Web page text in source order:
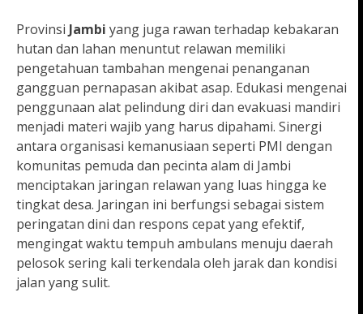
Provinsi Jambi yang juga rawan terhadap kebakaran
hutan dan lahan menuntut relawan memiliki
pengetahuan tambahan mengenai penanganan
gangguan pernapasan akibat asap. Edukasi mengenai
penggunaan alat pelindung diri dan evakuasi mandiri
menjadi materi wajib yang harus dipahami. Sinergi
antara organisasi kemanusiaan seperti PMI dengan
komunitas pemuda dan pecinta alam di Jambi
menciptakan jaringan relawan yang luas hingga ke
tingkat desa. Jaringan ini berfungsi sebagai sistem
peringatan dini dan respons cepat yang efektif,
mengingat waktu tempuh ambulans menuju daerah
pelosok sering kali terkendala oleh jarak dan kondisi
jalan yang sulit.